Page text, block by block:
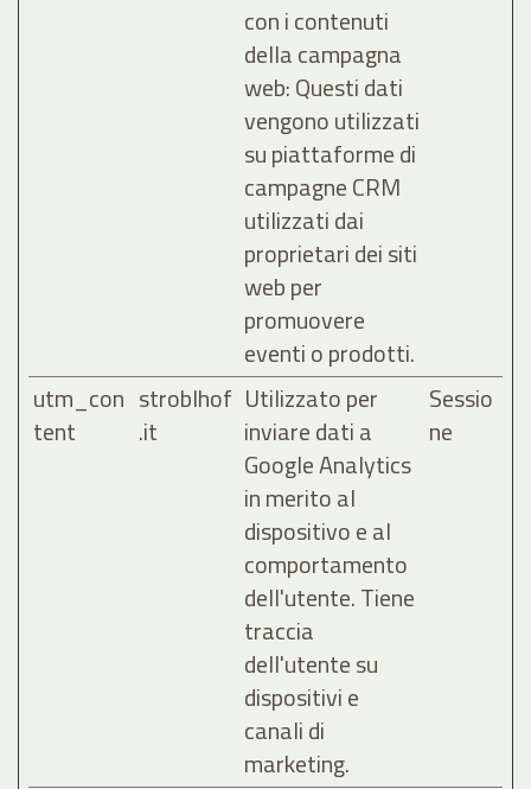
con i contenuti
della campagna
web: Questi dati
vengono utilizzati
su piattaforme di
campagne CRM
utilizzati dai
proprietari dei siti
web per
promuovere
eventi o prodotti.
utm_con
tent
stroblhof
.it
Utilizzato per
inviare dati a
Google Analytics
in merito al
dispositivo e al
comportamento
dell'utente. Tiene
traccia
dell'utente su
dispositivi e
canali di
marketing.
Sessio
ne